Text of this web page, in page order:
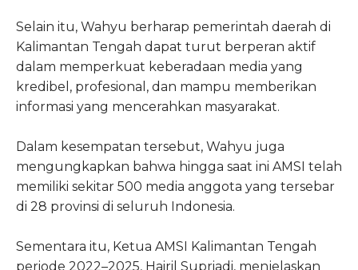
Selain itu, Wahyu berharap pemerintah daerah di
Kalimantan Tengah dapat turut berperan aktif
dalam memperkuat keberadaan media yang
kredibel, profesional, dan mampu memberikan
informasi yang mencerahkan masyarakat.
Dalam kesempatan tersebut, Wahyu juga
mengungkapkan bahwa hingga saat ini AMSI telah
memiliki sekitar 500 media anggota yang tersebar
di 28 provinsi di seluruh Indonesia.
Sementara itu, Ketua AMSI Kalimantan Tengah
periode 2022–2025, Hairil Supriadi, menjelaskan